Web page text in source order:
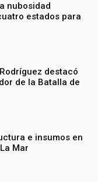
nubosidad
estados para
destacó
de la Batalla de
e insumos en
Mar